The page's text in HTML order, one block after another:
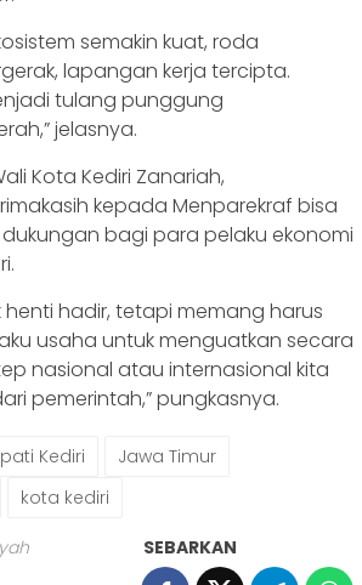
semakin kuat, roda
lapangan kerja tercipta.
tulang punggung
jelasnya.
Kota Kediri Zanariah,
kepada Menparekraf bisa
bagi para pelaku ekonomi
henti hadir, tetapi memang harus
usaha untuk menguatkan secara
nasional atau internasional kita
pemerintah,” pungkasnya.
Kediri
Jawa Timur
kota kediri
SEBARKAN